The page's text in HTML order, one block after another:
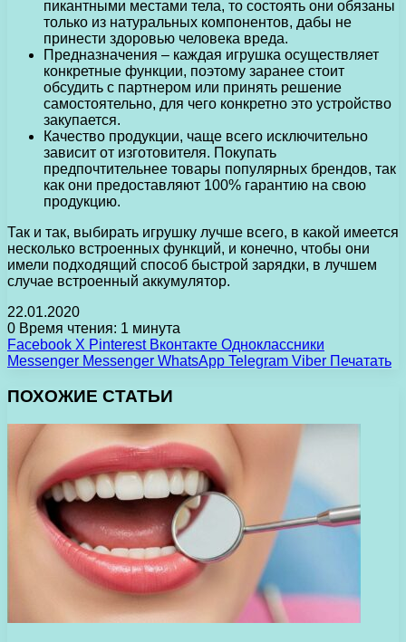
пикантными местами тела, то состоять они обязаны
только из натуральных компонентов, дабы не
принести здоровью человека вреда.
Предназначения – каждая игрушка осуществляет
конкретные функции, поэтому заранее стоит
обсудить с партнером или принять решение
самостоятельно, для чего конкретно это устройство
закупается.
Качество продукции, чаще всего исключительно
зависит от изготовителя. Покупать
предпочтительнее товары популярных брендов, так
как они предоставляют 100% гарантию на свою
продукцию.
Так и так, выбирать игрушку лучше всего, в какой имеется
несколько встроенных функций, и конечно, чтобы они
имели подходящий способ быстрой зарядки, в лучшем
случае встроенный аккумулятор.
22.01.2020
0 Время чтения: 1 минута
Facebook X Pinterest Вконтакте Одноклассники
Messenger Messenger WhatsApp Telegram Viber Печатать
ПОХОЖИЕ СТАТЬИ